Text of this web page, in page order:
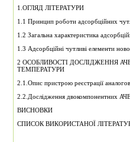
1.ОГЛЯД ЛІТЕРАТУРИ
1.1 Принцип роботи адсорбційних
1.2 Загальна характеристика
1.3 Адсорбційні чутливі елементи
2 ОСОБЛИВОСТІ ДОСЛІДЖЕННЯ
ТЕМПЕРАТУРИ
2.1.Опис пристрою реєстрації
2.2.Дослідження двокомпонентних
ВИСНОВКИ
СПИСОК ВИКОРИСТАНОЇ